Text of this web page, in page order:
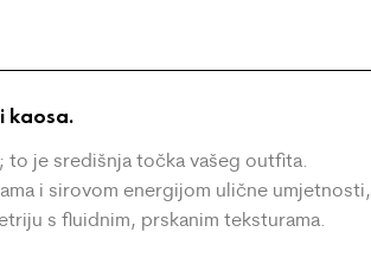
kaosa.
to je središnja točka vašeg outfita.
i sirovom energijom ulične umjetnosti,
s fluidnim, prskanim teksturama.